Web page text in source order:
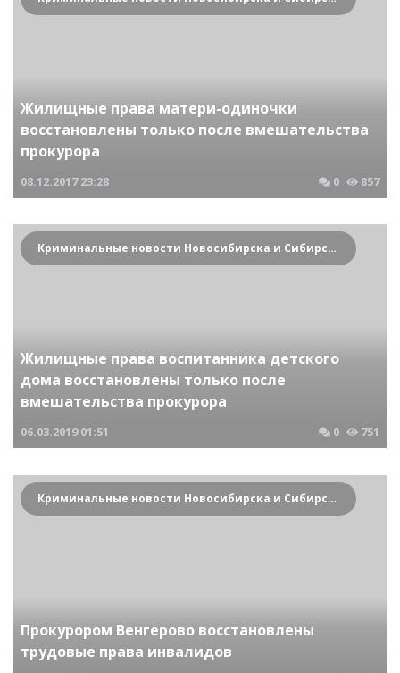
Жилищные права матери-одиночки
восстановлены только после вмешательства
прокурора
08.12.2017 23:28 0 857
Криминальные новости Новосибирска и Сибирского региона
Жилищные права воспитанника детского
дома восстановлены только после
вмешательства прокурора
06.03.2019 01:51 0 751
Криминальные новости Новосибирска и Сибирского региона
Прокурором Венгерово восстановлены
трудовые права инвалидов